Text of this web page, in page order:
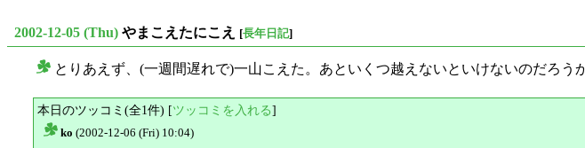
2002-12-05 (Thu) やまこえたにこえ [長年日記]
とりあえず、(一週間遅れで)一山こえた。あといくつ越えないといけないのだろうか
本日のツッコミ(全1件) [ツッコミを入れる]
ko (2002-12-06 (Fri) 10:04)